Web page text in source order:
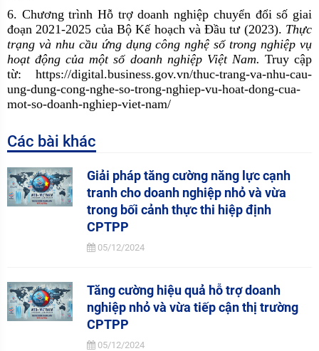
6. Chương trình Hỗ trợ doanh nghiệp chuyển đổi số giai
đoạn 2021-2025 của Bộ Kế hoạch và Đầu tư (2023). Thực
trạng và nhu cầu ứng dụng công nghệ số trong nghiệp vụ
hoạt động của một số doanh nghiệp Việt Nam. Truy cập
từ: https://digital.business.gov.vn/thuc-trang-va-nhu-cau-
ung-dung-cong-nghe-so-trong-nghiep-vu-hoat-dong-cua-
mot-so-doanh-nghiep-viet-nam/
Các bài khác
Giải pháp tăng cường năng lực cạnh
tranh cho doanh nghiệp nhỏ và vừa
trong bối cảnh thực thi hiệp định
CPTPP
05/12/2024
Tăng cường hiệu quả hỗ trợ doanh
nghiệp nhỏ và vừa tiếp cận thị trường
CPTPP
05/12/2024